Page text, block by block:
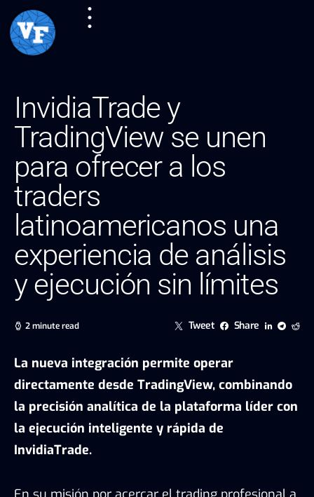
InvidiaTrade y
TradingView se unen
para ofrecer a los
traders
latinoamericanos una
experiencia de análisis
y ejecución sin límites
2 minute read Tweet Share
La nueva integración permite operar
directamente desde TradingView, combinando
la precisión analítica de la plataforma líder con
la ejecución inteligente y rápida de
InvidiaTrade.